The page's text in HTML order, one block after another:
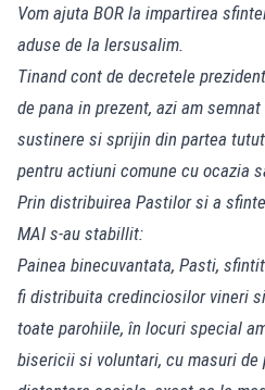
Vom ajuta BOR la impartirea
aduse de la Iersusalim.
Tinand cont de decretele
de pana in prezent, azi am
sustinere si sprijin din partea
pentru actiuni comune cu ocazia
Prin distribuirea Pastilor si a
MAI s-au stabillit:
Painea binecuvantata, Pasti,
fi distribuita credinciosilor vineri
toate parohiile, în locuri special
bisericii si voluntari, cu masuri